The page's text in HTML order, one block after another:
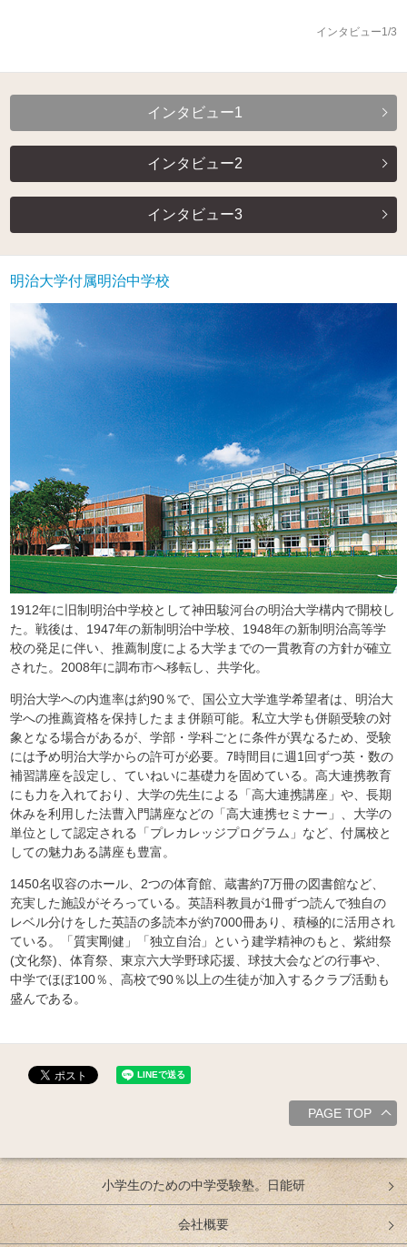
インタビュー1/3
インタビュー1
インタビュー2
インタビュー3
明治大学付属明治中学校
1912年に旧制明治中学校として神田駿河台の明治大学構内で開校し
た。戦後は、1947年の新制明治中学校、1948年の新制明治高等学
校の発足に伴い、推薦制度による大学までの一貫教育の方針が確立
された。2008年に調布市へ移転し、共学化。
明治大学への内進率は約90％で、国公立大学進学希望者は、明治大
学への推薦資格を保持したまま併願可能。私立大学も併願受験の対
象となる場合があるが、学部・学科ごとに条件が異なるため、受験
には予め明治大学からの許可が必要。7時間目に週1回ずつ英・数の
補習講座を設定し、ていねいに基礎力を固めている。高大連携教育
にも力を入れており、大学の先生による「高大連携講座」や、長期
休みを利用した法曹入門講座などの「高大連携セミナー」、大学の
単位として認定される「プレカレッジプログラム」など、付属校と
しての魅力ある講座も豊富。
1450名収容のホール、2つの体育館、蔵書約7万冊の図書館など、
充実した施設がそろっている。英語科教員が1冊ずつ読んで独自の
レベル分けをした英語の多読本が約7000冊あり、積極的に活用され
ている。「質実剛健」「独立自治」という建学精神のもと、紫紺祭
(文化祭)、体育祭、東京六大学野球応援、球技大会などの行事や、
中学でほぼ100％、高校で90％以上の生徒が加入するクラブ活動も
盛んである。
PAGE TOP
小学生のための中学受験塾。日能研
会社概要